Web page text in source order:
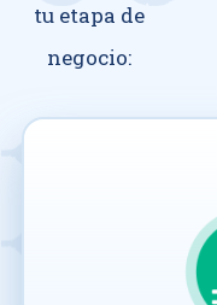
tu etapa de
negocio: